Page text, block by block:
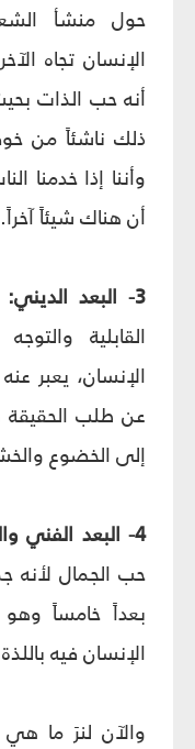
حول منشأ
الإنسان تجاه
أنه حب الذات
ذلك ناشئاً من
وأننا إذا خدمنا
أن هناك شيئاً آخراً.
3- البعد الديني:
القابلية
الإنسان، يعبر
عن طلب الحقيقة
إلى الخضوع
4- البعد الفني والذوقي أو البعد الجمالي:
حب الجمال لأنه
بعداً خامساً وهو
الإنسان فيه
والآن لنرَ ما هي